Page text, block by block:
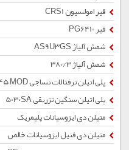
قیر امولسیون CRS1
قیر PG6410
شمش آلیاژ AS9U3GS
شمش آلیاژ 380/3
پلی اتیلن ترفتالات نساجی TG645 MOD
پلی اتیلن سنگین تزریقی 5030SA
متیلن دی ایزوسیانات پلیمریک
متیلن دی فنیل ایزوسیانات خالص